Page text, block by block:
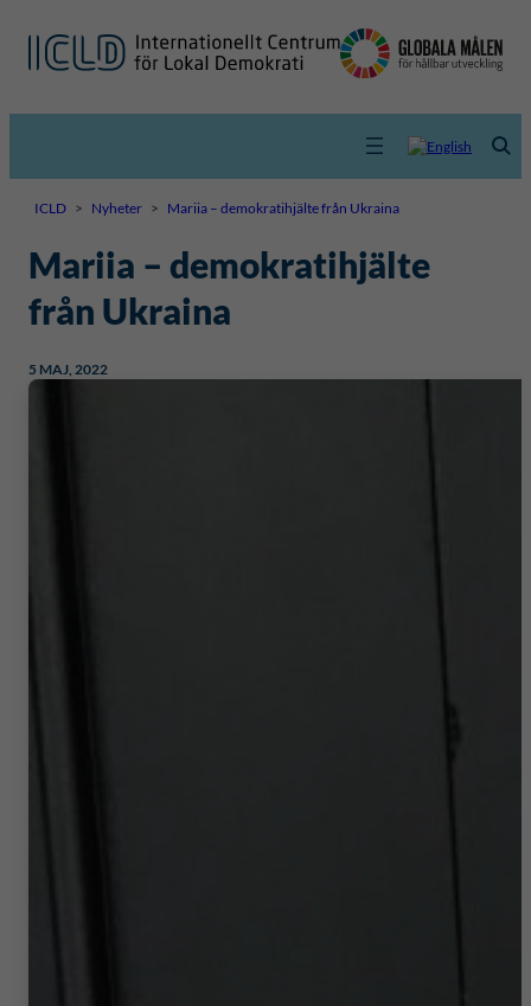
ICLD > Nyheter > Mariia – demokratihjälte från Ukraina
Mariia – demokratihjälte
från Ukraina
5 MAJ, 2022